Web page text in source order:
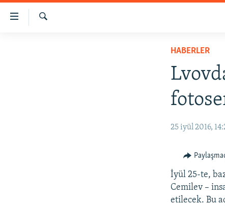
açıqlığı
HABERLER
25 iyül 2016,
İyül 25-te,
Cemilev –
etilecek. Bu